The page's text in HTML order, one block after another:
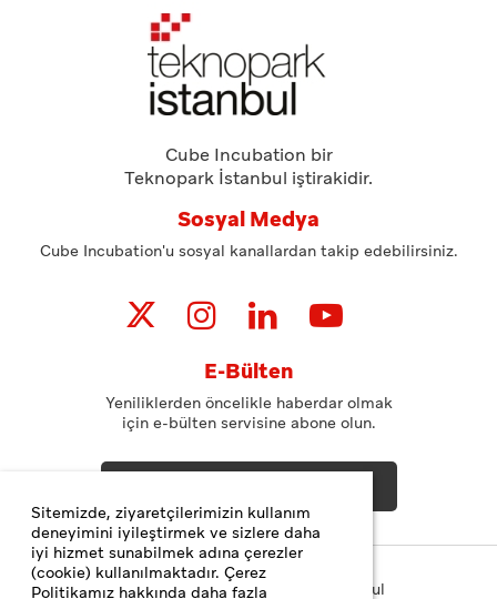
Sitemizde, ziyaretçilerimizin kullanım
deneyimini iyileştirmek ve sizlere daha
iyi hizmet sunabilmek adına çerezler
(cookie) kullanılmaktadır. Çerez
Politikamız hakkında daha fazla
Cube Incubation bir
Teknopark İstanbul iştirakidir.
Sosyal Medya
Cube Incubation'u sosyal kanallardan takip edebilirsiniz.
E-Bülten
Yeniliklerden öncelikle haberdar olmak
için e-bülten servisine abone olun.
Copyright© 2023 Teknopark İstanbul